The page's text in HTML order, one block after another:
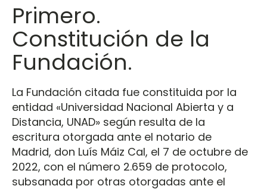
Primero.
Constitución de la
Fundación.
La Fundación citada fue constituida por la
entidad «Universidad Nacional Abierta y a
Distancia, UNAD» según resulta de la
escritura otorgada ante el notario de
Madrid, don Luís Máiz Cal, el 7 de octubre de
2022, con el número 2.659 de protocolo,
subsanada por otras otorgadas ante el